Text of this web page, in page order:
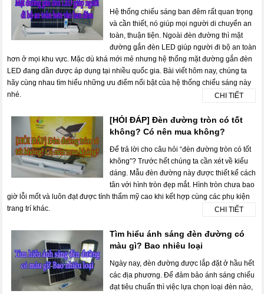
Hệ thống chiếu sáng ban đêm rất quan trọng
và cần thiết, nó giúp mọi người di chuyển an
toàn, thuận tiện. Ngoài đèn đường thì mặt
đường gắn đèn LED giúp người đi bộ an toàn
hơn ở mọi khu vực. Mặc dù khá mới mẻ nhưng hệ thống mặt đường gắn đèn
LED đang dần được áp dụng tại nhiều quốc gia. Bài viết hôm nay, chúng ta
hãy cùng nhau tìm hiểu những ưu điểm nổi bật của hệ thống chiếu sáng này
nhé.
CHI TIẾT
[HỎI ĐÁP] Đèn đường tròn có tốt
không? Có nên mua không?
Để trả lời cho câu hỏi “đèn đường tròn có tốt
không”? Trước hết chúng ta cần xét về kiểu
dáng. Mẫu đèn đường này được thiết kế cách
tân với hình tròn đẹp mắt. Hình tròn chưa bao
giờ lỗi mốt và luôn đạt được tính thẩm mỹ cao khi kết hợp cùng các phụ kiện
trang trí khác.
CHI TIẾT
Tìm hiểu ánh sáng đèn đường có
màu gì? Bao nhiêu loại
Ngày nay, đèn đường được lắp đặt ở hầu hết
các địa phương. Để đảm bảo ánh sáng chiếu
đạt tiêu chuẩn thì việc lựa chọn loại đèn nào,